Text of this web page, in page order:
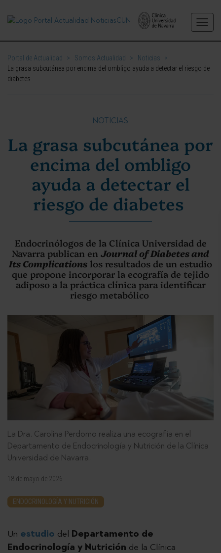
Portal de Actualidad > Somos Actualidad > Noticias
>
La grasa subcutánea por encima del ombligo ayuda a detectar el riesgo de
diabetes
NOTICIAS
La grasa subcutánea por
encima del ombligo
ayuda a detectar el
riesgo de diabetes
Endocrinólogos de la Clínica Universidad de
Navarra publican en Journal of Diabetes and
Its Complications los resultados de un estudio
que propone incorporar la ecografía de tejido
adiposo a la práctica clínica para identificar
riesgo metabólico
La Dra. Carolina Perdomo realiza una ecografía en el
Departamento de Endocrinología y Nutrición de la Clínica
Universidad de Navarra.
18 de mayo de 2026
ENDOCRINOLOGÍA Y NUTRICIÓN
Un estudio del Departamento de
Endocrinología y Nutrición de la Clínica